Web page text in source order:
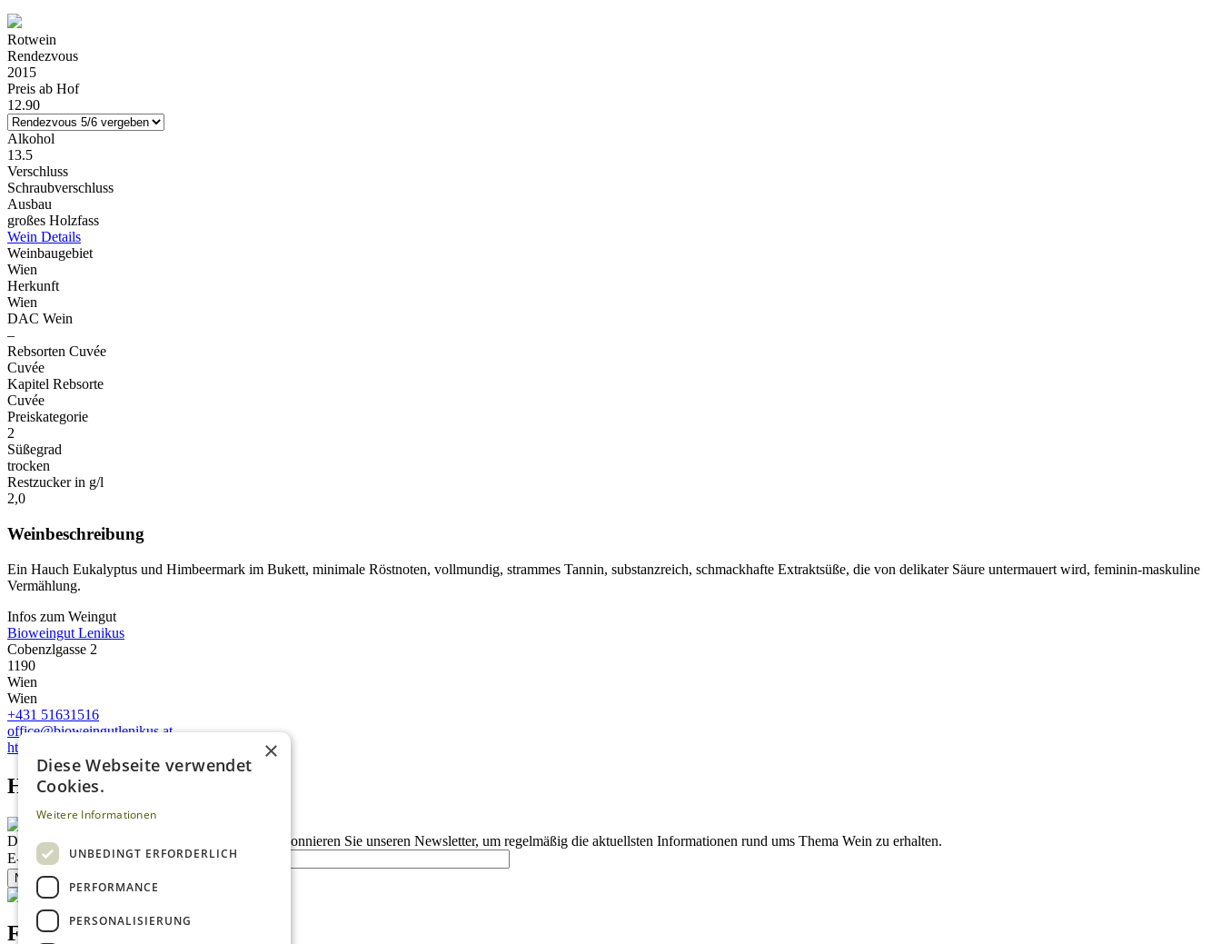
Rotwein
Rendezvous
2015
Preis ab Hof
12.90
Alkohol
13.5
Verschluss
Schraubverschluss
Ausbau
großes Holzfass
Wein Details
Weinbaugebiet
Wien
Herkunft
Wien
DAC Wein
–
Rebsorten Cuvée
Cuvée
Kapitel Rebsorte
Cuvée
Preiskategorie
2
Süßegrad
trocken
Restzucker in g/l
2,0
Weinbeschreibung
Ein Hauch Eukalyptus und Himbeermark im Bukett, minimale Röstnoten, vollmundig, strammes Tannin, substanzreich, schmackhafte Extraktsüße, die von delikater Säure untermauert wird, feminin-maskuline
Vermählung.
Infos zum Weingut
Bioweingut Lenikus
Cobenzlgasse 2
1190
Wien
Wien
+431 51631516
office@bioweingutlenikus.at
http://www.bioweingutlenikus.at
Homepage advert block
Description
Abonnieren Sie unseren Newsletter, um regelmäßig die aktuellsten Informationen rund ums Thema Wein zu erhalten.
E-Mail
Newsletter bestellen
Footer menu (DE)
×
Diese Webseite verwendet
Cookies.
Weitere Informationen
UNBEDINGT ERFORDERLICH
PERFORMANCE
PERSONALISIERUNG